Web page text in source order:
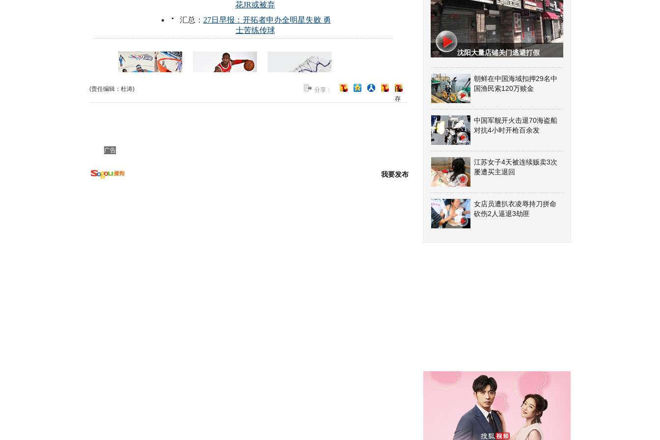
(责任编辑：杜涛) 分享：
[保
存
广告
我要发布
沈阳大量店铺关门逃避打假
朝鲜在中国海域扣押29名中
国渔民索120万赎金
中国军舰开火击退70海盗船
对抗4小时开枪百余发
江苏女子4天被连续贩卖3次
屡遭买主退回
女店员遭扒衣凌辱持刀拼命
砍伤2人逼退3劫匪